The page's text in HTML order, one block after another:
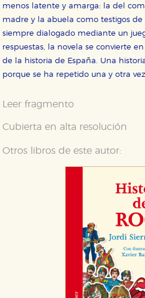
menos latente y amarga: la del
madre y la abuela como testigos
siempre dialogado mediante un
respuestas, la novela se convierte
de la historia de España. Una
porque se ha repetido una y otra
Leer fragmento
Cubierta en alta resolución
Otros libros de este autor: